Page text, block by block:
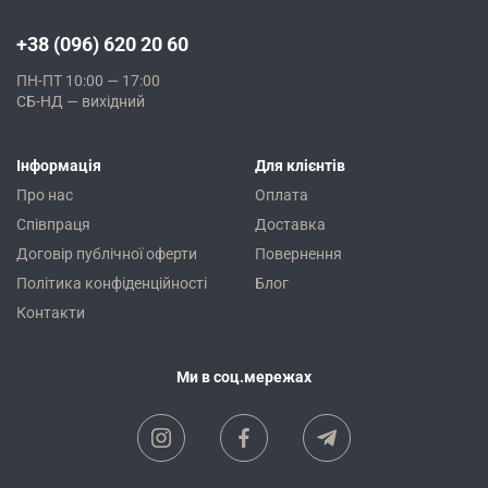
+38 (096) 620 20 60
ПН-ПТ 10:00 — 17:00
СБ-НД — вихідний
Інформація
Про нас
Співпраця
Договір публічної оферти
Політика конфіденційності
Контакти
Для клієнтів
Оплата
Доставка
Повернення
Блог
Ми в соц.мережах